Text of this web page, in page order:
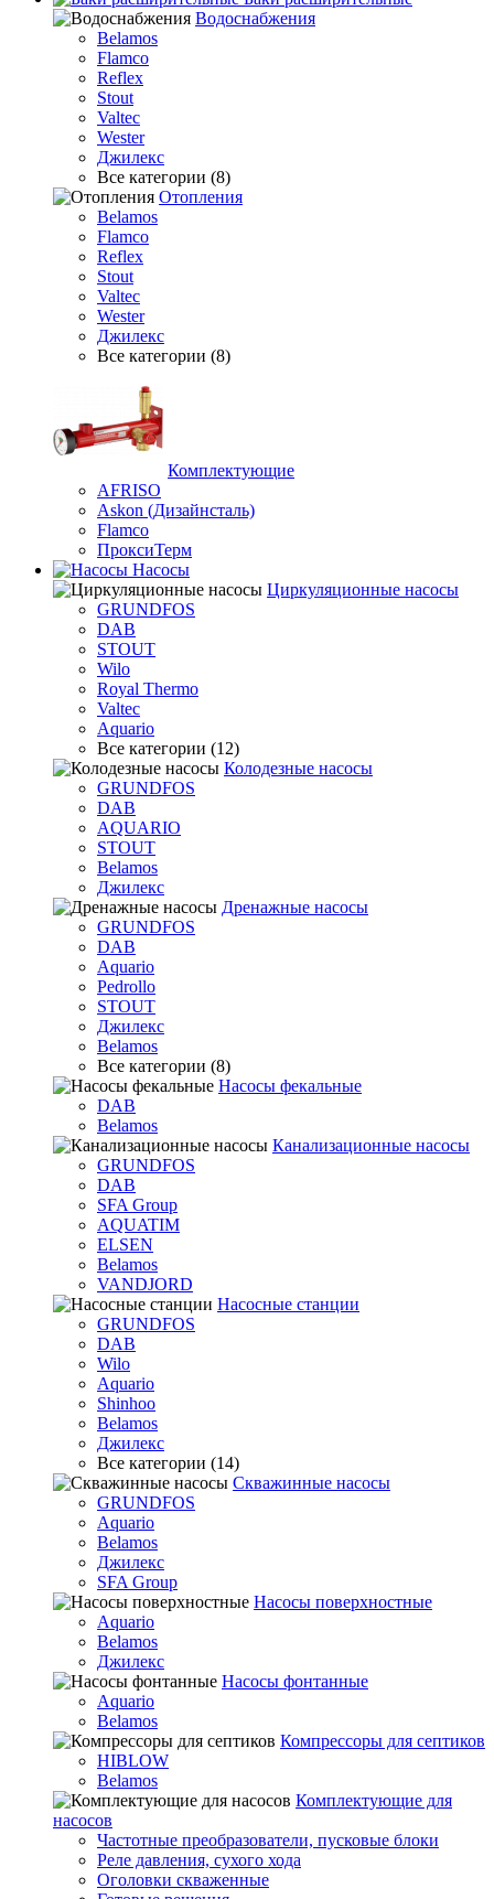
Водоснабжения
Belamos
Flamco
Reflex
Stout
Valtec
Wester
Джилекс
Все категории (8)
Отопления
Belamos
Flamco
Reflex
Stout
Valtec
Wester
Джилекс
Все категории (8)
Комплектующие
AFRISO
Askon (Дизайнсталь)
Flamco
ПроксиТерм
Насосы
Циркуляционные насосы
GRUNDFOS
DAB
STOUT
Wilo
Royal Thermo
Valtec
Aquario
Все категории (12)
Колодезные насосы
GRUNDFOS
DAB
AQUARIO
STOUT
Belamos
Джилекс
Дренажные насосы
GRUNDFOS
DAB
Aquario
Pedrollo
STOUT
Джилекс
Belamos
Все категории (8)
Насосы фекальные
DAB
Belamos
Канализационные насосы
GRUNDFOS
DAB
SFA Group
AQUATIM
ELSEN
Belamos
VANDJORD
Насосные станции
GRUNDFOS
DAB
Wilo
Aquario
Shinhoo
Belamos
Джилекс
Все категории (14)
Скважинные насосы
GRUNDFOS
Aquario
Belamos
Джилекс
SFA Group
Насосы поверхностные
Aquario
Belamos
Джилекс
Насосы фонтанные
Aquario
Belamos
Компрессоры для септиков
HIBLOW
Belamos
Комплектующие для
насосов
Частотные преобразователи, пусковые блоки
Реле давления, сухого хода
Оголовки скваженные